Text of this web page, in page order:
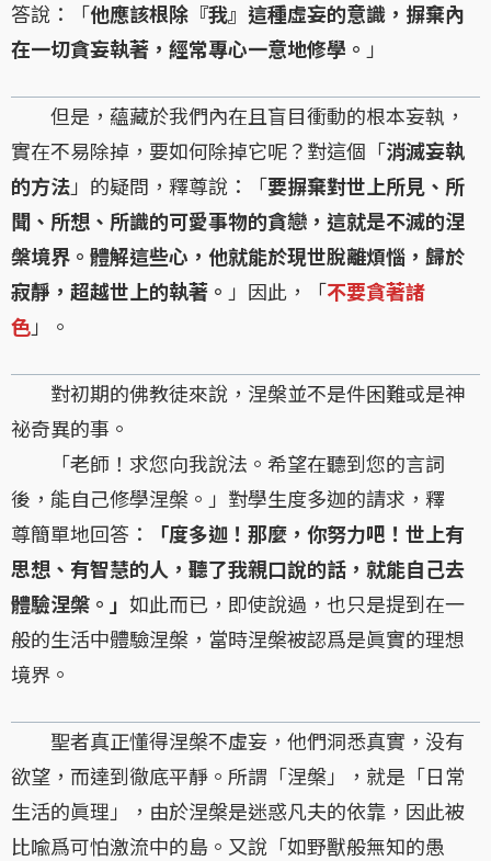
答說：「他應該根除『我』這種虛妄的意識，摒棄內
在一切貪妄執著，經常專心一意地修學。 」
但是，蘊藏於我們內在且盲目衝動的根本妄執，
實在不易除掉，要如何除掉它呢？對這個「消滅妄執
的方法」的疑問，釋尊說：「要摒棄對世上所見、所
聞、所想、所識的可愛事物的貪戀，這就是不滅的涅
槃境界。體解這些心，他就能於現世脫離煩惱，歸於
寂靜，超越世上的執著。 」因此，「不要貪著諸
色」。
對初期的佛教徒來說，涅槃並不是件困難或是神
祕奇異的事。
「老師！求您向我說法。希望在聽到您的言詞
後，能自己修學涅槃。」對學生度多迦的請求，釋
尊簡單地回答：
「度多迦！那麼，你努力吧！世上有
思想、有智慧的人，聽了我親口說的話，就能自己去
體驗涅槃。」 如此而已，即使說過，也只是提到在一
般的生活中體驗涅槃，當時涅槃被認爲是眞實的理想
境界。
聖者真正懂得涅槃不虛妄，他們洞悉真實，没有
欲望，而達到徹底平靜。所謂「涅槃」，就是「日常
生活的眞理」，由於涅槃是迷惑凡夫的依靠，因此被
比喩爲可怕激流中的島。又說「如野獸般無知的愚